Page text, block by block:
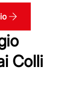
Colli